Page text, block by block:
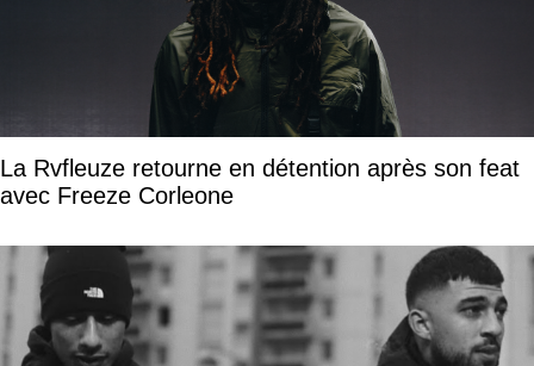
La Rvfleuze retourne en détention après son feat
avec Freeze Corleone